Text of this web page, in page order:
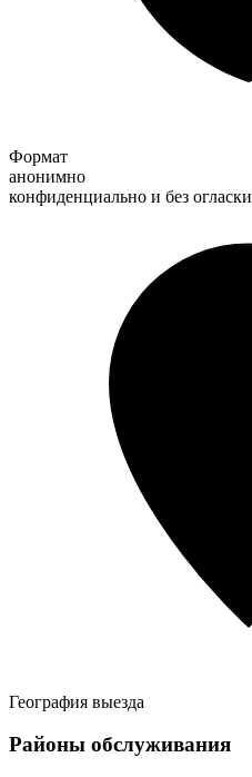
Формат
анонимно
конфиденциально и без огласки
География выезда
Районы обслуживания